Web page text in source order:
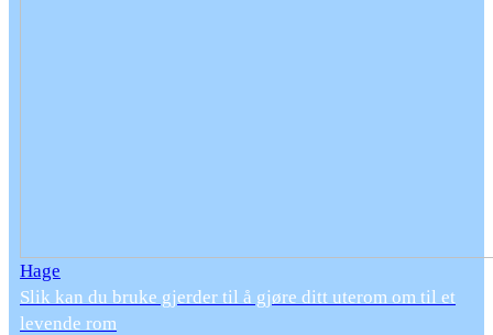
Hage
Slik kan du bruke gjerder til å gjøre ditt uterom om til et
levende rom